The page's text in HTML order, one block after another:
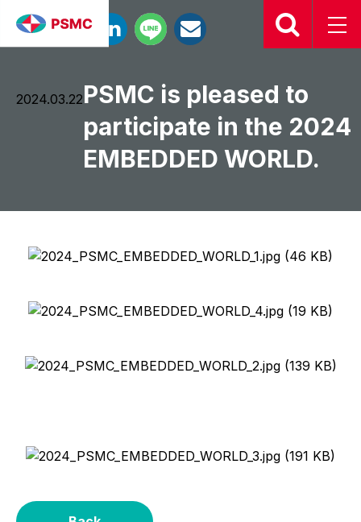
2024.03.22PSMC is pleased to
participate in the 2024
EMBEDDED WORLD.